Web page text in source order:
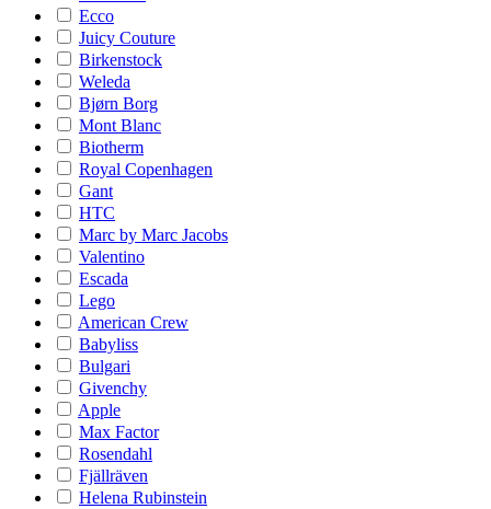
Ecco
Juicy Couture
Birkenstock
Weleda
Bjørn Borg
Mont Blanc
Biotherm
Royal Copenhagen
Gant
HTC
Marc by Marc Jacobs
Valentino
Escada
Lego
American Crew
Babyliss
Bulgari
Givenchy
Apple
Max Factor
Rosendahl
Fjällräven
Helena Rubinstein